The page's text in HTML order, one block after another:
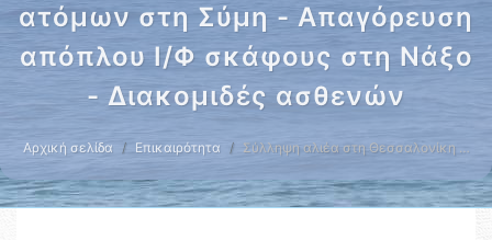
ατόμων στη Σύμη - Απαγόρευση
απόπλου Ι/Φ σκάφους στη Νάξο
- Διακομιδές ασθενών
Αρχική σελίδα Επικαιρότητα Σύλληψη αλιέα στη Θεσσαλονίκη …